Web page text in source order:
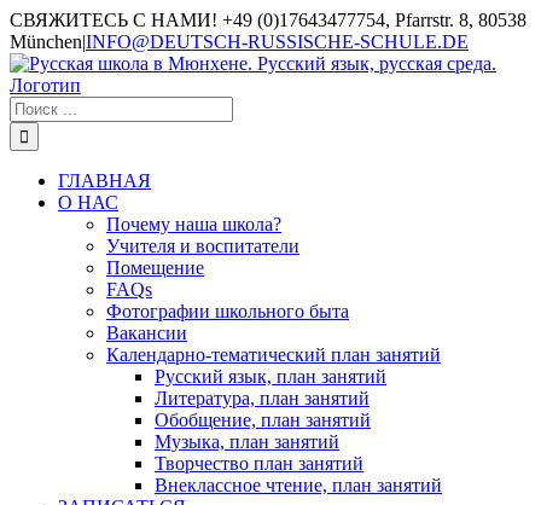
СВЯЖИТЕСЬ С НАМИ! +49 (0)17643477754, Pfarrstr. 8, 80538
München|INFO@DEUTSCH-RUSSISCHE-SCHULE.DE
ГЛАВНАЯ
О НАС
Почему наша школа?
Учителя и воспитатели
Помещение
FAQs
Фотографии школьного быта
Вакансии
Календарно-тематический план занятий
Русский язык, план занятий
Литература, план занятий
Обобщение, план занятий
Музыка, план занятий
Творчество план занятий
Внеклассное чтение, план занятий